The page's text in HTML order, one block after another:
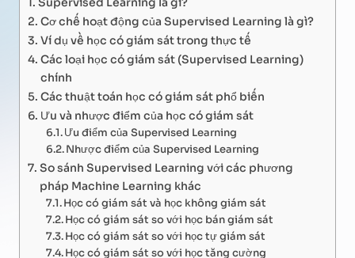
Cơ chế hoạt động của Supervised Learning là gì?
Ví dụ về học có giám sát trong thực tế
Các loại học có giám sát (Supervised Learning)
chính
Các thuật toán học có giám sát phổ biến
Ưu và nhược điểm của học có giám sát
Ưu điểm của Supervised Learning
Nhược điểm của Supervised Learning
So sánh Supervised Learning với các phương
pháp Machine Learning khác
Học có giám sát và học không giám sát
Học có giám sát so với học bán giám sát
Học có giám sát so với học tự giám sát
Học có giám sát so với học tăng cường